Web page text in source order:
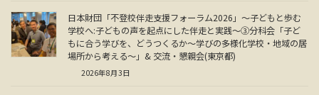
日本財団「不登校伴走支援フォーラム2026」～子どもと歩む
学校へ:子どもの声を起点にした伴走と実践～③分科会「子ど
もに合う学びを、どうつくるか～学びの多様化学校・地域の居
場所から考える～」& 交流・懇親会(東京都)
2026年8月3日